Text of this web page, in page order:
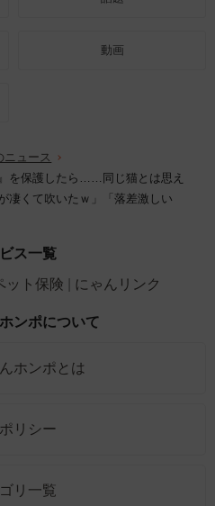
動画
ニュース
を保護したら……同じ猫とは思え
凄くて吹いたｗ」「落差激しい
ス一覧
ット保険 にゃんリンク
ンポについて
ホンポとは
リシー
リ一覧